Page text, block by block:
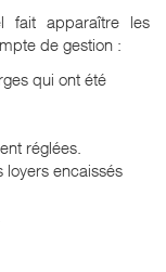
fait apparaître les
de gestion :
qui ont été
réglées.
loyers encaissés